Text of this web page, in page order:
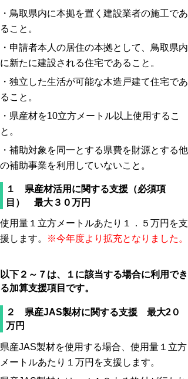
・鳥取県内に本拠を置く建設業者の施工であ
ること。
・申請者本人の居住の本拠として、鳥取県内
に新たに建設される住宅であること。
・独立した生活が可能な木造戸建て住宅であ
ること。
・県産材を10立方メートル以上使用するこ
と。
・補助対象を同一とする県費を財源とする他
の補助事業を利用していないこと。
１ 県産材活用に関する支援（必須項
目） 最大３０万円
使用量１立方メートルあたり１．５万円を支
援します。
※今年度より拡充となりました。
以下２～７は、１に該当する場合に利用でき
る加算支援項目です。
２ 県産JAS製材に関する支援 最大2０
万円
県産JAS製材を使用する場合、使用量１立方
メートルあたり１万円を支援します。